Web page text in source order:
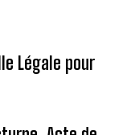
Légale pour